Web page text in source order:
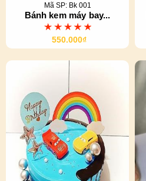
Mã SP: Bk 001
Bánh kem máy bay...
550.000₫